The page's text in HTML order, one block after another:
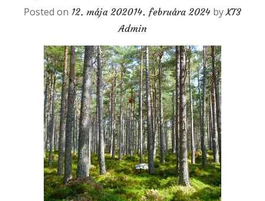
Posted on 12. mája 202014. februára 2024 byXT3
Admin